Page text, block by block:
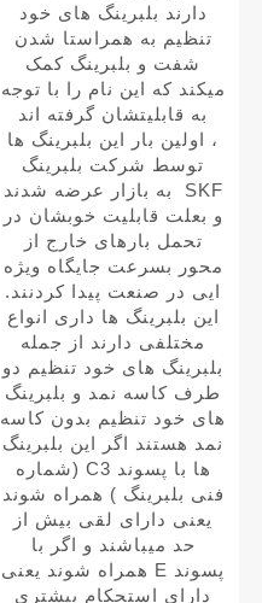
دارند بلبرینگ های خود
تنظیم به همراستا شدن
شفت و بلبرینگ کمک
میکند که این نام را با توجه
به قابلیتشان گرفته اند
، اولین بار این بلبرینگ ها
توسط شرکت بلبرینگ
SKF
به بازار عرضه شدند
و بعلت قابلیت خوبشان در
تحمل بارهای خارج از
محور بسرعت جایگاه ویژه
ایی در صنعت پیدا کردنند.
این بلبرینگ ها داری انواع
مختلفی دارند از جمله
بلبرینگ های خود تنظیم دو
طرف کاسه نمد و بلبرینگ
های خود تنظیم بدون کاسه
نمد هستند اگر این بلبرینگ
ها با پسوند
C3 (شماره
فنی بلبرینگ ) همراه شوند
یعنی دارای لقی بیش از
حد میباشند و اگر با
پسوند E همراه شوند یعنی
دارای استحکام بیشتری